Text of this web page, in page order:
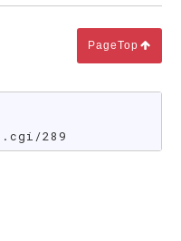
PageTop
289
ングミックスダブルス日本選